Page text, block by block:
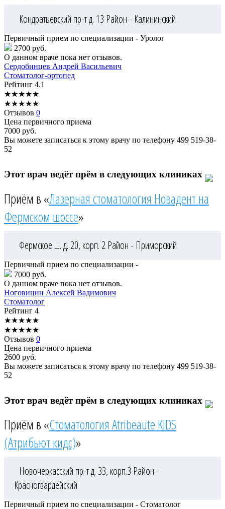
Кондратьевский пр-т д. 13 Район - Калининский
Первичный прием по специализации - Уролог
2700 руб.
О данном враче пока нет отзывов.
Сердобинцев Андрей Васильевич
Стоматолог-ортопед
Рейтинг 4.1
★★★★★
★★★★★
Отзывов 0
Цена первичного приема
7000 руб.
Вы можете записаться к этому врачу по телефону 499 519-38-
52
Этот врач ведёт прём в следующих клиниках
Приём в «Лазерная стоматология Новадент на
Фермском шоссе»
Фермское ш. д. 20, корп. 2 Район - Приморский
Первичный прием по специализации -
7000 руб.
О данном враче пока нет отзывов.
Ноговицин Алексей Вадимович
Стоматолог
Рейтинг 4
★★★★★
★★★★★
Отзывов 0
Цена первичного приема
2600 руб.
Вы можете записаться к этому врачу по телефону 499 519-38-
52
Этот врач ведёт прём в следующих клиниках
Приём в «Стоматология Atribeaute KIDS
(Атрибьют кидс)»
Новочеркасский пр-т д. 33, корп.3 Район -
Красногвардейский
Первичный прием по специализации - Стоматолог